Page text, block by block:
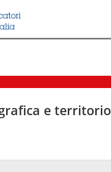
e territorio